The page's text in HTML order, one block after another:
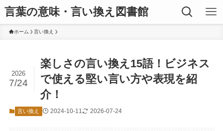
言葉の意味・言い換え図書館
ホーム 言い換え
楽しさの言い換え15語！ビジネス
で使える堅い言い方や表現を紹
介！
2026
7/24
言い換え 2024-10-11 2026-07-24